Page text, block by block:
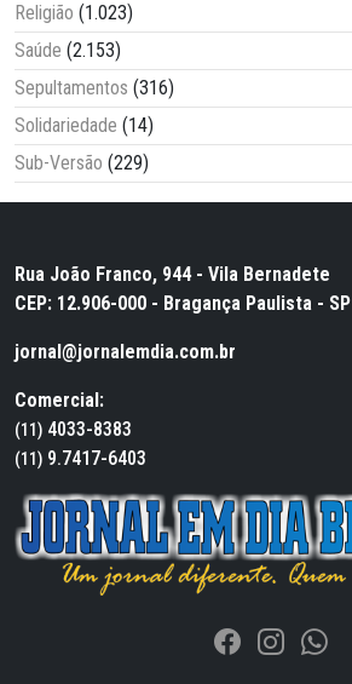
Religião (1.023)
Saúde (2.153)
Sepultamentos (316)
Solidariedade (14)
Sub-Versão (229)
Rua João Franco, 944 - Vila Bernadete
CEP: 12.906-000 - Bragança Paulista - SP
jornal@jornalemdia.com.br
Comercial:
(11) 4033-8383
(11) 9.7417-6403